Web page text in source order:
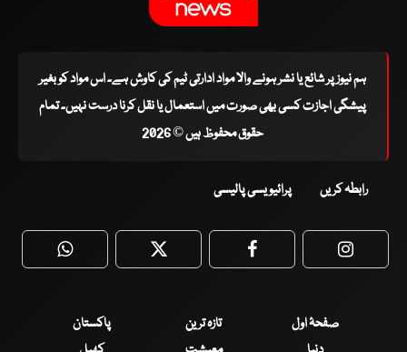
ہم نیوز پر شائع یا نشر ہونے والا مواد ادارتی ٹیم کی کاوش ہے۔ اس مواد کو بغیر
پیشگی اجازت کسی بھی صورت میں استعمال یا نقل کرنا درست نہیں۔ تمام
حقوق محفوظ ہیں © 2026
رابطہ کریں پرائیویسی پالیسی
WhatsApp Twitter Facebook
صفحۂ اول تازہ ترین
پاکستان